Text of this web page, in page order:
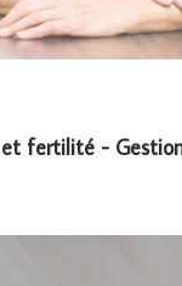
fertilité -